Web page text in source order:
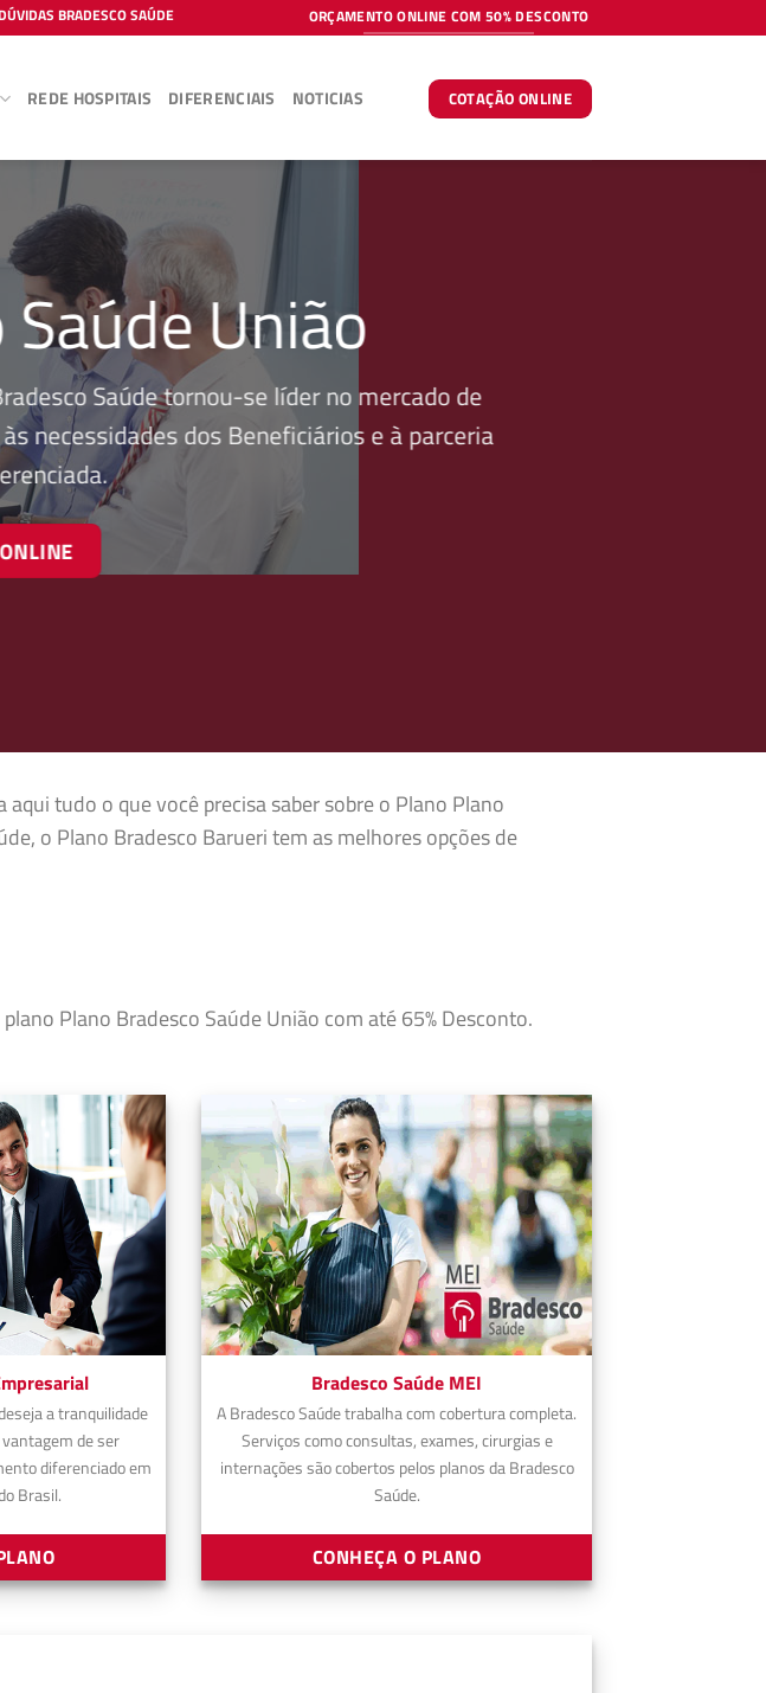
BRADESCO SAÚDE ORÇAMENTO ONLINE COM 50% DESCONTO
REDE HOSPITAIS DIFERENCIAIS NOTICIAS COTAÇÃO ONLINE
União
Saúde tornou-se líder no mercado de
necessidades dos Beneficiários e à parceria
tudo o que você precisa saber sobre o Plano Plano
o Plano Bradesco Barueri tem as melhores opções de
Plano Bradesco Saúde União com até 65% Desconto.
a tranquilidade
de ser
diferenciado em
Brasil.
Bradesco Saúde MEI
A Bradesco Saúde trabalha com cobertura completa.
Serviços como consultas, exames, cirurgias e
internações são cobertos pelos planos da Bradesco
Saúde.
CONHEÇA O PLANO